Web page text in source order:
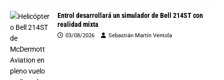
Entrol desarrollará un simulador de Bell 214ST con
realidad mixta
03/08/2026 Sebastián Martín Ventola